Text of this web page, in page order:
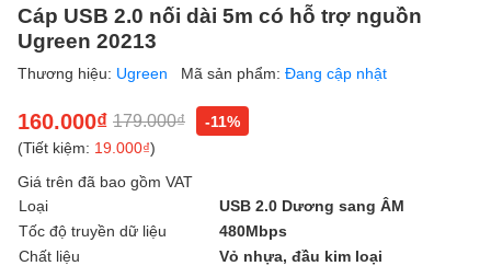
Cáp USB 2.0 nối dài 5m có hỗ trợ nguồn
Ugreen 20213
Thương hiệu: Ugreen Mã sản phẩm: Đang cập nhật
160.000₫ 179.000₫
-11%
(Tiết kiệm: 19.000₫)
Giá trên đã bao gồm VAT
Loại
USB 2.0 Dương sang ÂM
Tốc độ truyền dữ liệu
480Mbps
Chất liệu
Vỏ nhựa, đầu kim loại